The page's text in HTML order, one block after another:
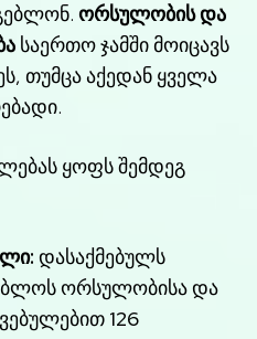
ორსულობის და
საერთო ჯამში მოიცავს
თუმცა აქედან ყველა
ყოფს შემდეგ
დასაქმებულს
ორსულობისა და
126